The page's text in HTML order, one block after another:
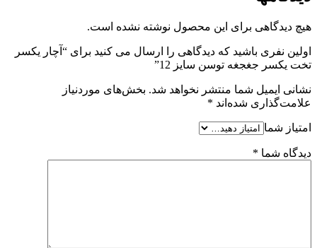
هیچ دیدگاهی برای این محصول نوشته نشده است.
اولین نفری باشید که دیدگاهی را ارسال می کنید برای “آچار یکسر
تخت یکسر جغجغه توسن سایز 12”
نشانی ایمیل شما منتشر نخواهد شد. بخش‌های موردنیاز
علامت‌گذاری شده‌اند *
امتیاز شما
دیدگاه شما *